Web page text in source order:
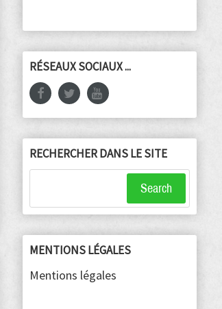
RÉSEAUX SOCIAUX ...
RECHERCHER DANS LE SITE
Search
MENTIONS LÉGALES
Mentions légales